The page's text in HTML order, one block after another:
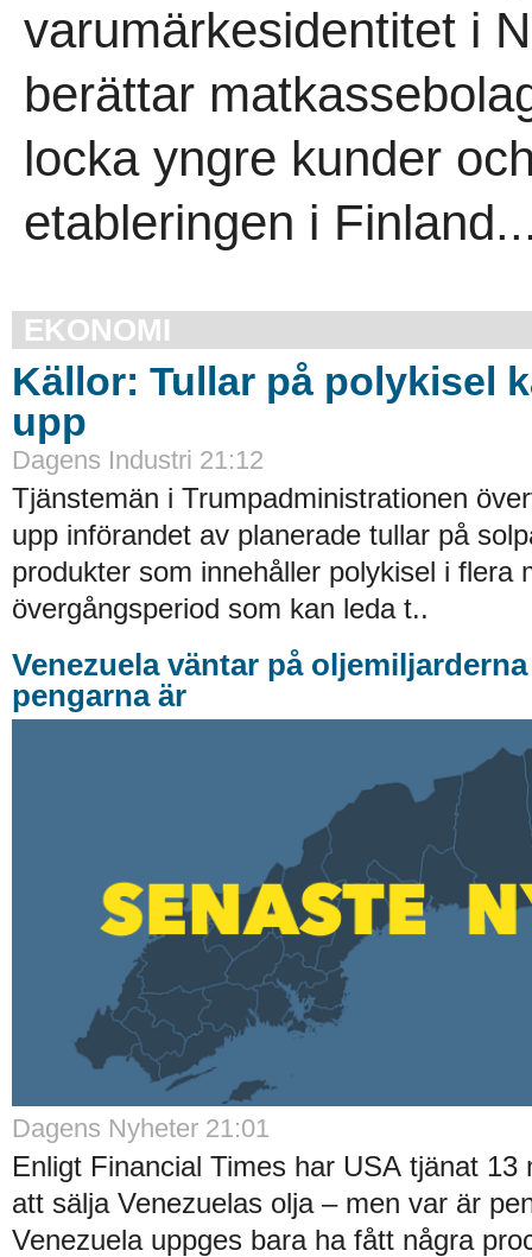
varumärkesidentitet i
berättar
locka yngre kunder
etableringen i
EKONOMI
Källor: Tullar på polykisel
upp
Dagens Industri 21:12
Tjänstemän i Trumpadministrationen
upp införandet av planerade tullar på
produkter som innehåller polykisel i flera
övergångsperiod som kan leda t..
Venezuela väntar på
pengarna är
Dagens Nyheter 21:01
Enligt Financial Times har USA tjänat 13
att sälja Venezuelas olja – men var är
Venezuela uppges bara ha fått några